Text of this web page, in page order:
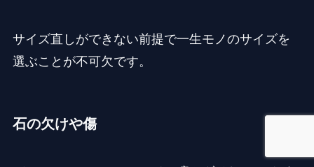
サイズ直しができない前提で一生モノのサイズを
選ぶことが不可欠です。
石の欠けや傷